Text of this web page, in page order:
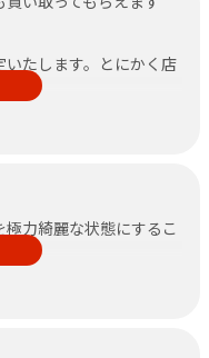
たします。とにかく店
何なりと店頭にお申し
力綺麗な状態にするこ
プに繋がりますので、